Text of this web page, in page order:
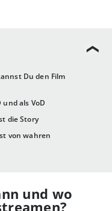
Du den Film
und als VoD
die Story
von wahren
und wo